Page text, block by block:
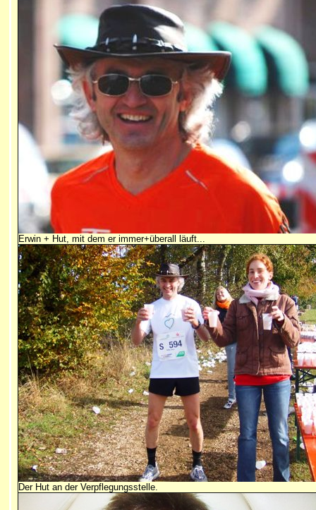
Erwin + Hut, mit dem er immer+überall läuft...
Der Hut an der Verpflegungsstelle.